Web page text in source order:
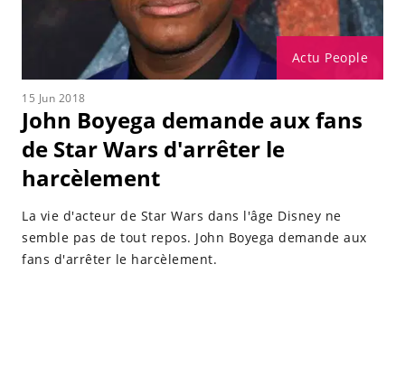
Actu People
15 Jun 2018
John Boyega demande aux fans
de Star Wars d'arrêter le
harcèlement
La vie d'acteur de Star Wars dans l'âge Disney ne
semble pas de tout repos. John Boyega demande aux
fans d'arrêter le harcèlement.